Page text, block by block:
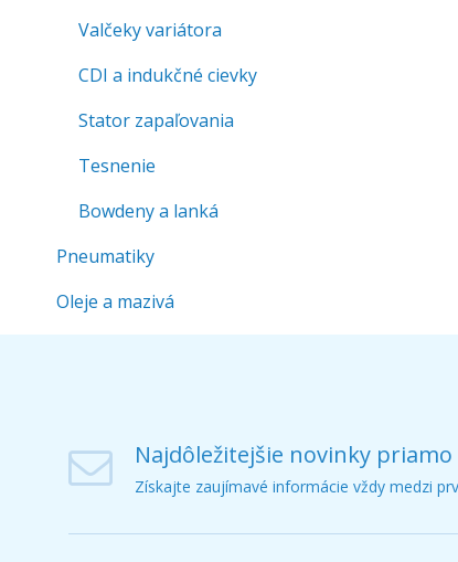
Valčeky variátora
CDI a indukčné cievky
Stator zapaľovania
Tesnenie
Bowdeny a lanká
Pneumatiky
Oleje a mazivá
Najdôležitejšie novinky priamo
Získajte zaujímavé informácie vždy medzi